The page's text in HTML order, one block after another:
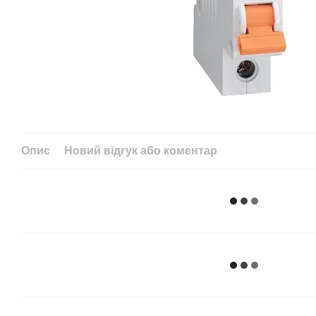
Опис Новий відгук або коментар